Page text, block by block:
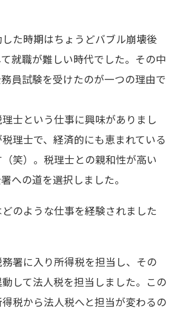
た時期はちょうどバブル崩壊後
就職が難しい時代でした。その中
員試験を受けたのが一つの理由で
士という仕事に興味がありまし
理士で、経済的にも恵まれている
笑）。税理士との親和性が高い
への道を選択しました。
のような仕事を経験されました
署に入り所得税を担当し、その
して法人税を担当しました。この
税から法人税へと担当が変わるの